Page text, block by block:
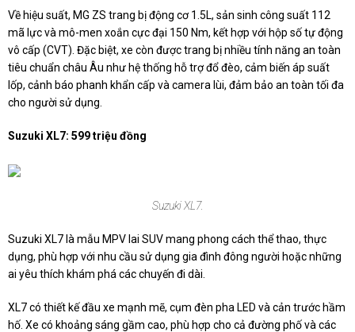
Về hiệu suất, MG ZS trang bị động cơ 1.5L, sản sinh công suất 112
mã lực và mô-men xoắn cực đại 150 Nm, kết hợp với hộp số tự động
vô cấp (CVT). Đặc biệt, xe còn được trang bị nhiều tính năng an toàn
tiêu chuẩn châu Âu như hệ thống hỗ trợ đổ đèo, cảm biến áp suất
lốp, cảnh báo phanh khẩn cấp và camera lùi, đảm bảo an toàn tối đa
cho người sử dụng.
Suzuki XL7: 599 triệu đồng
Suzuki XL7.
Suzuki XL7 là mẫu MPV lai SUV mang phong cách thể thao, thực
dụng, phù hợp với nhu cầu sử dụng gia đình đông người hoặc những
ai yêu thích khám phá các chuyến đi dài.
XL7 có thiết kế đầu xe mạnh mẽ, cụm đèn pha LED và cản trước hầm
hố. Xe có khoảng sáng gầm cao, phù hợp cho cả đường phố và các